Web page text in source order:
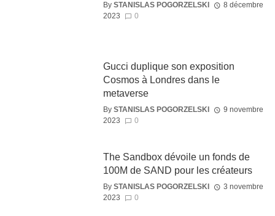
By STANISLAS POGORZELSKI
8 décembre
2023
0
Gucci duplique son exposition
Cosmos à Londres dans le
metaverse
By STANISLAS POGORZELSKI
9 novembre
2023
0
The Sandbox dévoile un fonds de
100M de SAND pour les créateurs
By STANISLAS POGORZELSKI
3 novembre
2023
0